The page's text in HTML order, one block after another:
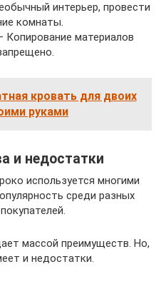
интерьер, провести
комнаты.
материалов
кровать для двоих
руками
и недостатки
используется многими
среди разных
массой преимуществ. Но,
и недостатки.